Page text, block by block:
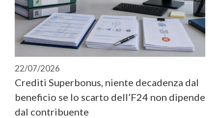
22/07/2026
Crediti Superbonus, niente decadenza dal
beneficio se lo scarto dell’F24 non dipende
dal contribuente